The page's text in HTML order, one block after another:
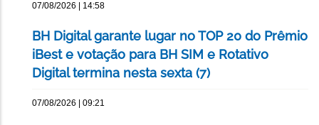
07/08/2026 | 14:58
BH Digital garante lugar no TOP 20 do Prêmio
iBest e votação para BH SIM e Rotativo
Digital termina nesta sexta (7)
07/08/2026 | 09:21